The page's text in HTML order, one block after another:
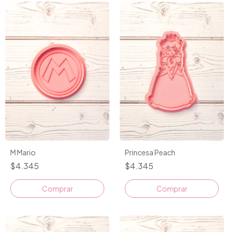
M Mario
$4.345
Comprar
Princesa Peach
$4.345
Comprar